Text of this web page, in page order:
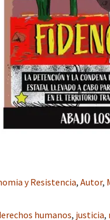
y Resistencia, Autor,
humanos, justicia,